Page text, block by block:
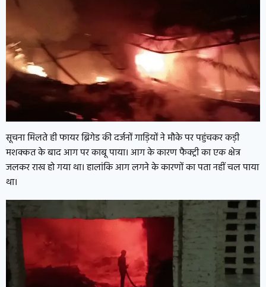
सूचना मिलते ही फायर ब्रिगेड की दर्जनों गाड़ियों ने मौके पर पहुंचकर कड़ी
मशक्कत के बाद आग पर काबू पाया। आग के कारण फैक्ट्री का एक क्षेत्र
जलकर राख हो गया था। हालांकि आग लगने के कारणों का पता नहीं चल पाया
था।